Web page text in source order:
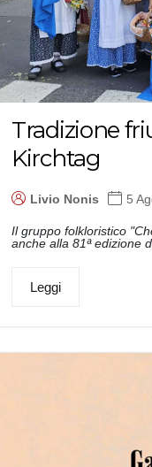
Tradizione
Kirchtag
Livio Nonis 5
Il gruppo folkloristico
anche alla 81ª edizione
Leggi